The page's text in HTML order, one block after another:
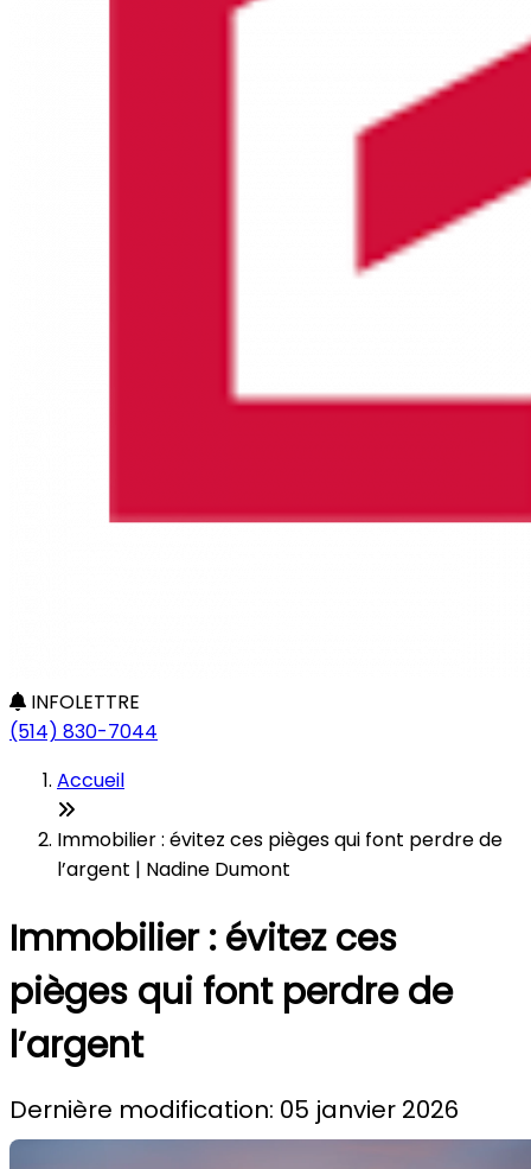
INFOLETTRE
(514) 830-7044
Accueil
Immobilier : évitez ces pièges qui font perdre de
l’argent | Nadine Dumont
Immobilier : évitez ces
pièges qui font perdre de
l’argent
Dernière modification: 05 janvier 2026